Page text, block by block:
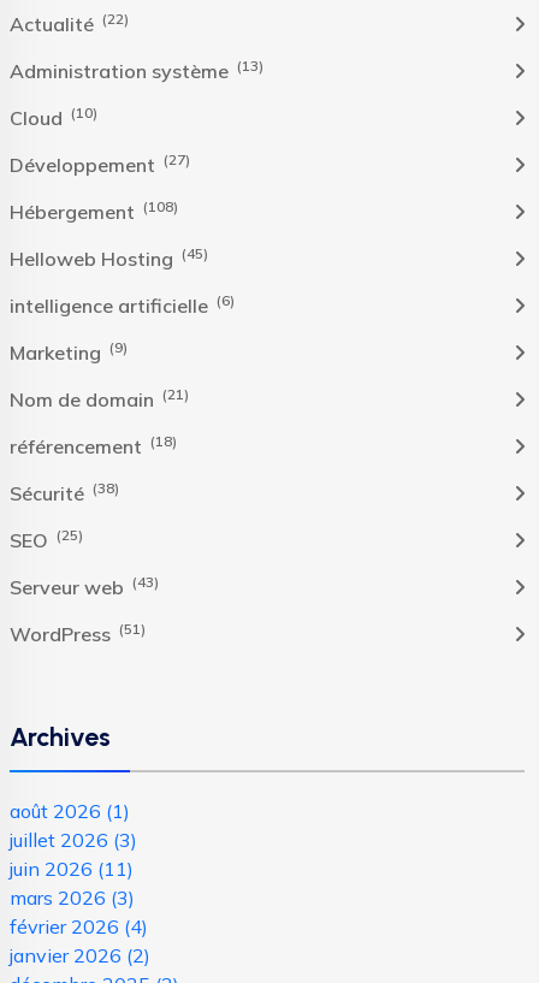
Actualité (22)
Administration système (13)
Cloud (10)
Développement (27)
Hébergement (108)
Helloweb Hosting (45)
intelligence artificielle (6)
Marketing (9)
Nom de domain (21)
référencement (18)
Sécurité (38)
SEO (25)
Serveur web (43)
WordPress (51)
Archives
août 2026 (1)
juillet 2026 (3)
juin 2026 (11)
mars 2026 (3)
février 2026 (4)
janvier 2026 (2)